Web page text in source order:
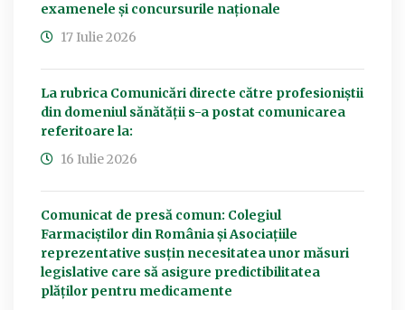
examenele și concursurile naționale
17 Iulie 2026
La rubrica Comunicări directe către profesioniștii
din domeniul sănătății s-a postat comunicarea
referitoare la:
16 Iulie 2026
Comunicat de presă comun: Colegiul
Farmaciștilor din România și Asociațiile
reprezentative susțin necesitatea unor măsuri
legislative care să asigure predictibilitatea
plăților pentru medicamente